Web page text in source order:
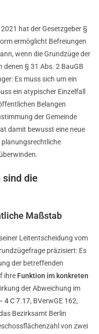
hat der Gesetzgeber §
ermöglicht Befreiungen
wenn die Grundzüge der
denen § 31 Abs. 2 BauGB
Es muss sich um ein
ein atypischer Einzelfall
Belangen
der Gemeinde
damit bewusst eine neue
sind die
Maßstab
Leitentscheidung vom
präzisiert: Es
der betreffenden
ihre Funktion im konkreten
der Abweichung im
4 C 7.17, BVerwGE 162,
Bezirksamt Berlin
von zwei